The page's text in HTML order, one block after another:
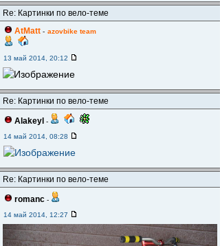
Re: Картинки по вело-теме
AtMatt - azovbike team
13 май 2014, 20:12
Re: Картинки по вело-теме
Alakeyl -
14 май 2014, 08:28
Re: Картинки по вело-теме
romanc -
14 май 2014, 12:27